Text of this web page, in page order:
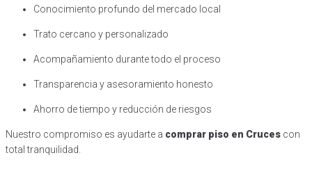
Conocimiento profundo del mercado local
Trato cercano y personalizado
Acompañamiento durante todo el proceso
Transparencia y asesoramiento honesto
Ahorro de tiempo y reducción de riesgos
Nuestro compromiso es ayudarte a comprar piso en Cruces con
total tranquilidad.